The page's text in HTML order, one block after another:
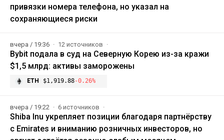
привязки номера телефона, но указал на
сохраняющиеся риски
вчера / 19:36 12 источников
Bybit подала в суд на Северную Корею из-за кражи
$1,5 млрд: активы заморожены
ETH $1,919.88-0.26%
вчера / 19:22 6 источников
Shiba Inu укрепляет позиции благодаря партнёрству
с Emirates и вниманию розничных инвесторов, но